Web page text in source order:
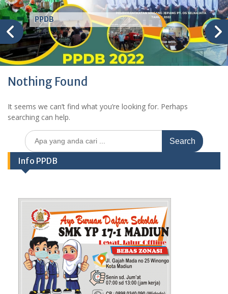
PPDB
Nothing Found
It seems we can’t find what you’re looking for. Perhaps
searching can help.
Search
for:
Info PPDB